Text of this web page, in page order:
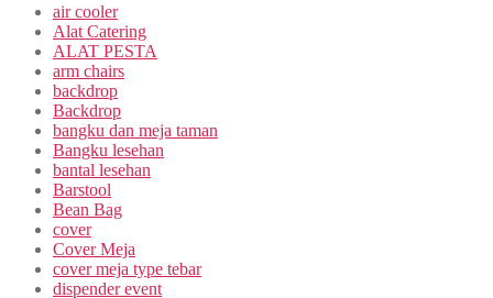
air cooler
Alat Catering
ALAT PESTA
arm chairs
backdrop
Backdrop
bangku dan meja taman
Bangku lesehan
bantal lesehan
Barstool
Bean Bag
cover
Cover Meja
cover meja type tebar
dispender event